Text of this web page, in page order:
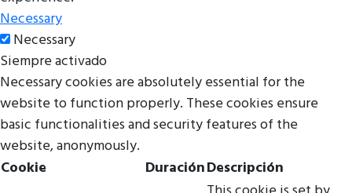
Necessary
Necessary
Siempre activado
Necessary cookies are absolutely essential for the
website to function properly. These cookies ensure
basic functionalities and security features of the
website, anonymously.
Cookie
DuraciónDescripción